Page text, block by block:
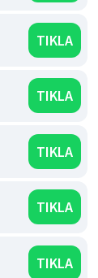
TIKLA
TIKLA
TIKLA
TIKLA
TIKLA